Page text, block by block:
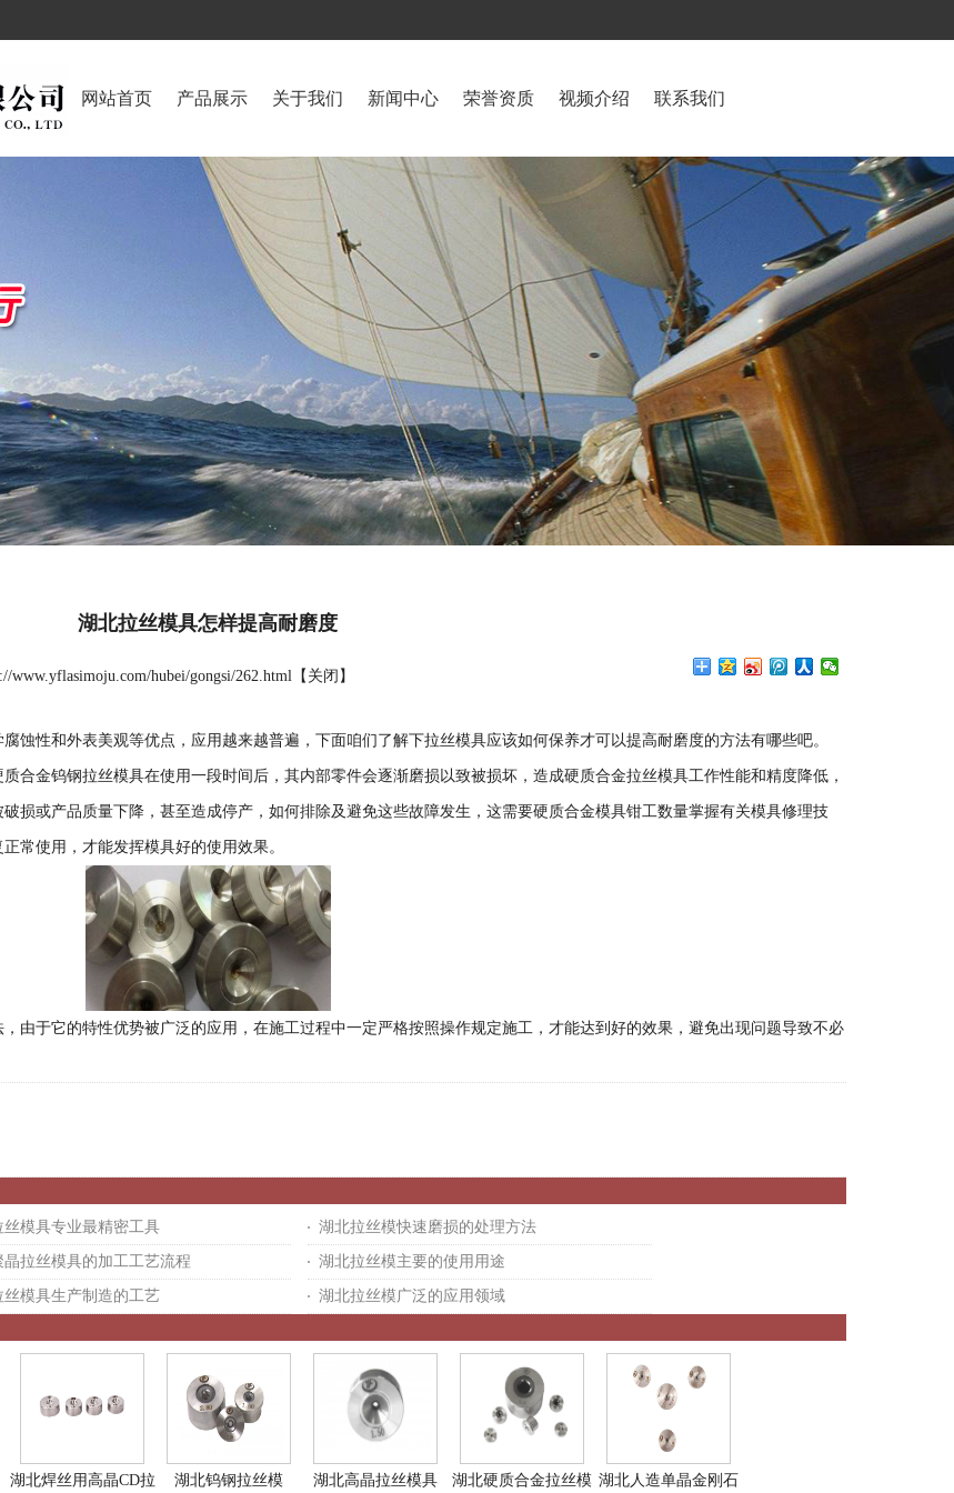
网站首页 产品展示 关于我们 新闻中心 荣誉资质 视频介绍 联系我们
湖北拉丝模具怎样提高耐磨度
hubei/gongsi/262.html【 关闭 】
蚀性和外表美观等优点，应用越来越普遍，下面咱们了解下拉丝模具应该如何保养才可以提高耐磨度的方法有哪些吧。
金钨钢拉丝模具在使用一段时间后，其内部零件会逐渐磨损以致被损坏，造成硬质合金拉丝模具工作性能和精度降低，
损或产品质量下降，甚至造成停产，如何排除及避免这些故障发生，这需要硬质合金模具钳工数量掌握有关模具修理技
常使用，才能发挥模具好的使用效果。
于它的特性优势被广泛的应用，在施工过程中一定严格按照操作规定施工，才能达到好的效果，避免出现问题导致不必
丝模具专业最精密工具 湖北拉丝模快速磨损的处理方法
晶拉丝模具的加工工艺流程 湖北拉丝模主要的使用用途
丝模具生产制造的工艺 湖北拉丝模广泛的应用领域
湖北焊丝用高晶CD拉 湖北钨钢拉丝模 湖北高晶拉丝模具 湖北硬质合金拉丝模 湖北人造单晶金刚石